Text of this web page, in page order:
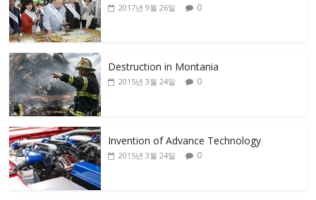
2017년 9월 26일 0
Destruction in Montania
2015년 3월 24일 0
Invention of Advance Technology
2015년 3월 24일 0